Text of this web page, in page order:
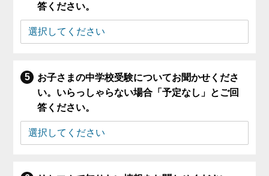
答ください。
お子さまの中学校受験についてお聞かせくださ
い。いらっしゃらない場合「予定なし」とご回
答ください。